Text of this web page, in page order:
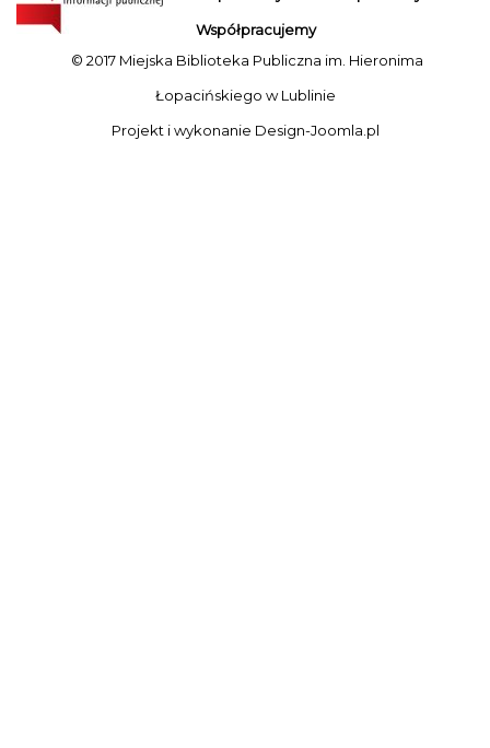
Współpracujemy
© 2017 Miejska Biblioteka Publiczna im. Hieronima
Łopacińskiego w Lublinie
Projekt i wykonanie Design-Joomla.pl